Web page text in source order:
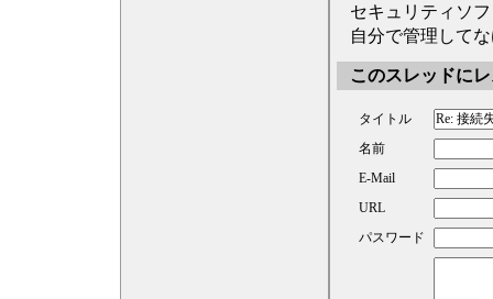
セキュリティソ
自分で管理して
このスレッドに
タイトル
名前
E-Mail
URL
パスワード